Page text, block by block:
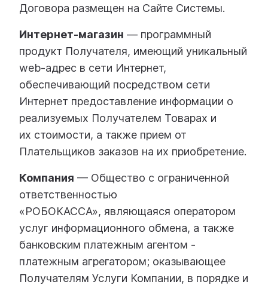
Договора размещен на Сайте Системы.
Интернет-магазин — программный
продукт Получателя, имеющий уникальный
web-адрес в сети Интернет,
обеспечивающий посредством сети
Интернет предоставление информации о
реализуемых Получателем Товарах и
их стоимости, а также прием от
Плательщиков заказов на их приобретение.
Компания — Общество с ограниченной
ответственностью
«РОБОКАССА», являющаяся оператором
услуг информационного обмена, а также
банковским платежным агентом -
платежным агрегатором; оказывающее
Получателям Услуги Компании, в порядке и